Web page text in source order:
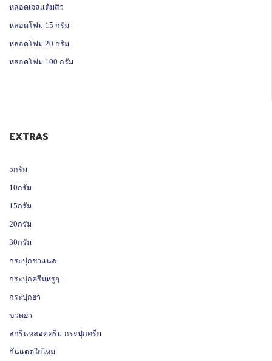
หลอดเจลแต้มสิว
หลอดโฟม 15 กรัม
หลอดโฟม 20 กรัม
หลอดโฟม 100 กรัม
EXTRAS
5กรัม
10กรัม
15กรัม
20กรัม
30กรัม
กระปุกชาแนล
กระปุกครีมหรูๆ
กระปุกยา
ขวดยา
สกรีนหลอดครีม-กระปุกครีม
กันแดดใยไหม